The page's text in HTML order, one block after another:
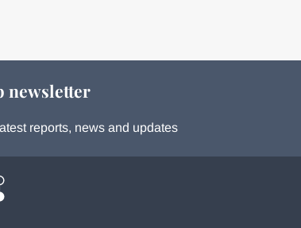
newsletter
reports, news and updates